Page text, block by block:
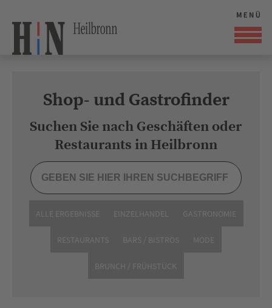
Shop- und Gastrofinder
Suchen Sie nach Geschäften oder
Restaurants in Heilbronn
ALLE ERGEBNISSE EINZELHANDEL GASTRONOMIE
RESTAURANTS BARS / BISTROS MODE
BRUNCH / FRÜHSTÜCK